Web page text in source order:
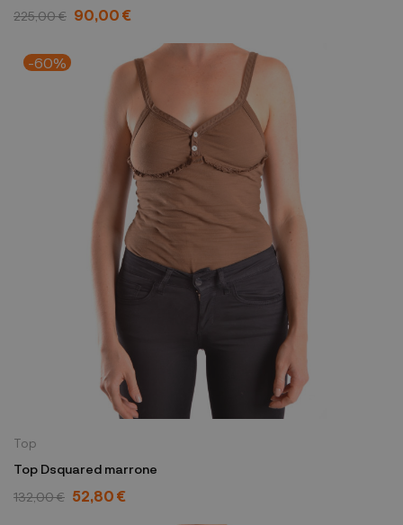
225,00 € 90,00 €
-60%
Top
Top Dsquared marrone
132,00 € 52,80 €